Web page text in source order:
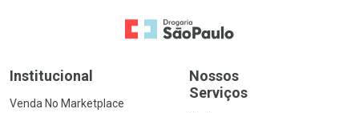
Ir para a Home
Institucional
Venda No Marketplace
Nossos
Serviços